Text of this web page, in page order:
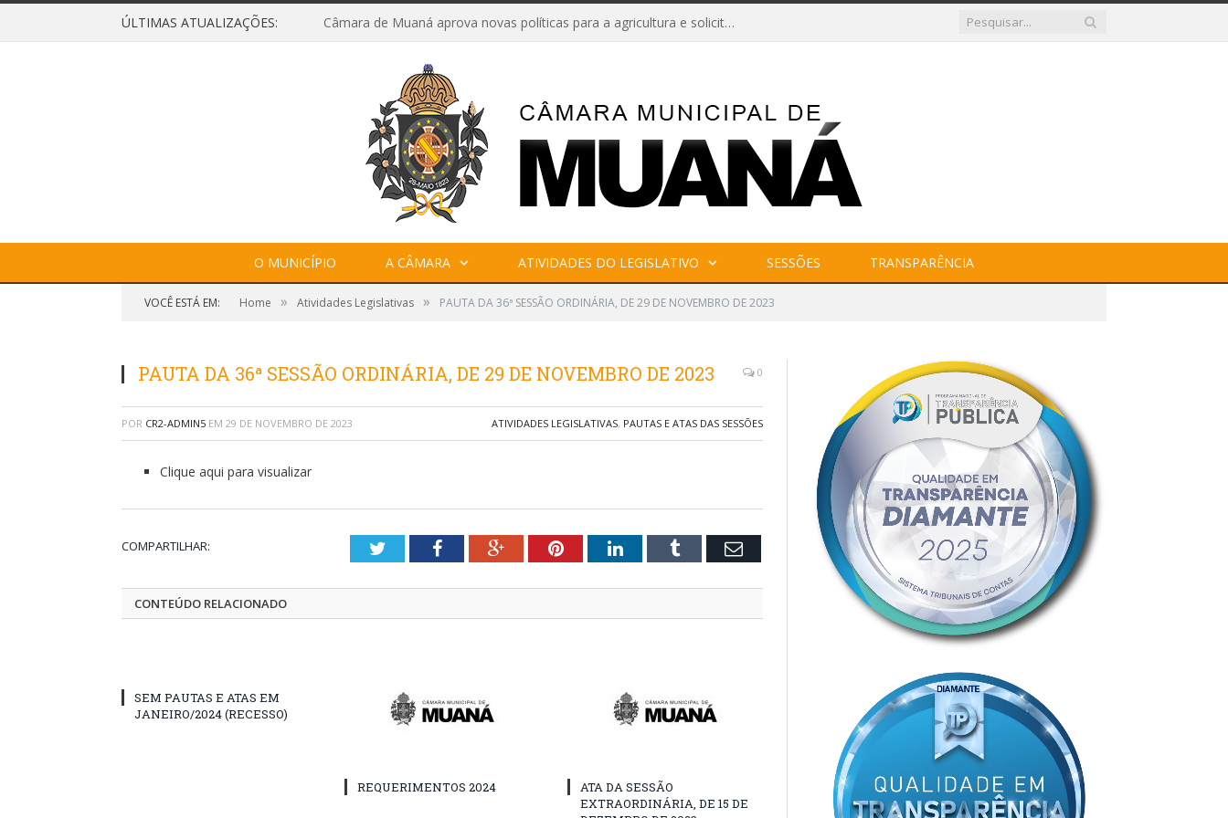
ÚLTIMAS ATUALIZAÇÕES: Câmara de Muaná aprova novas políticas para a agricultura e solicita reforma da Ponte do Reduto
O MUNICÍPIO A CÂMARA ATIVIDADES DO LEGISLATIVO SESSÕES TRANSPARÊNCIA
VOCÊ ESTÁ EM: Home » Atividades Legislativas » PAUTA DA 36ª SESSÃO ORDINÁRIA, DE 29 DE NOVEMBRO DE 2023
PAUTA DA 36ª SESSÃO ORDINÁRIA, DE 29 DE NOVEMBRO DE 2023 0
POR CR2-ADMIN5 EM 29 DE NOVEMBRO DE 2023 ATIVIDADES LEGISLATIVAS, PAUTAS E ATAS DAS SESSÕES
Clique aqui para visualizar
COMPARTILHAR: TwitterFacebookGoogle+PinterestLinkedInTumblr Email
CONTEÚDO RELACIONADO
SEM PAUTAS E ATAS EM
JANEIRO/2024 (RECESSO)
REQUERIMENTOS 2024
ATA DA SESSÃO
EXTRAORDINÁRIA, DE 15 DE